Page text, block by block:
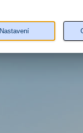
Nastavení